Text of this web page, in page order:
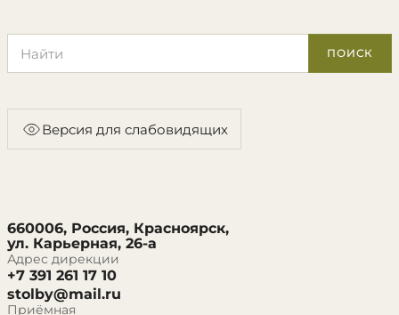
ПОИСК
Версия для слабовидящих
660006, Россия, Красноярск,
ул. Карьерная, 26-а
Адрес дирекции
+7 391 261 17 10
stolby@mail.ru
Приёмная